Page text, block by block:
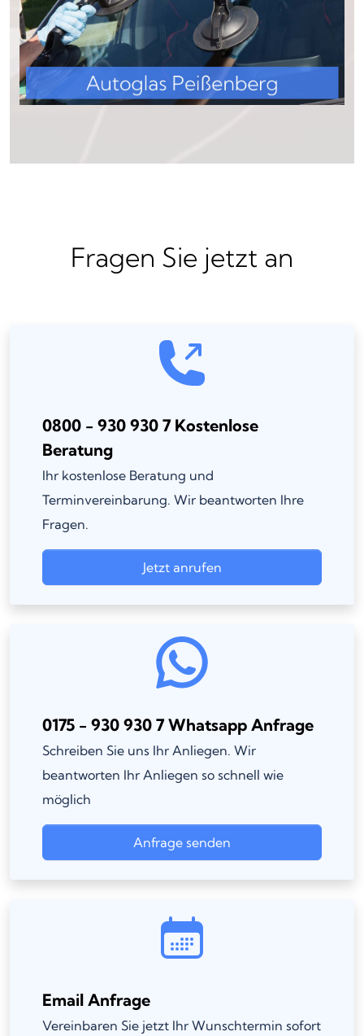
Fragen Sie jetzt an
0800 - 930 930 7 Kostenlose
Beratung
Ihr kostenlose Beratung und
Terminvereinbarung. Wir beantworten Ihre
Fragen.
Jetzt anrufen
0175 - 930 930 7 Whatsapp Anfrage
Schreiben Sie uns Ihr Anliegen. Wir
beantworten Ihr Anliegen so schnell wie
möglich
Anfrage senden
Email Anfrage
Vereinbaren Sie jetzt Ihr Wunschtermin sofort